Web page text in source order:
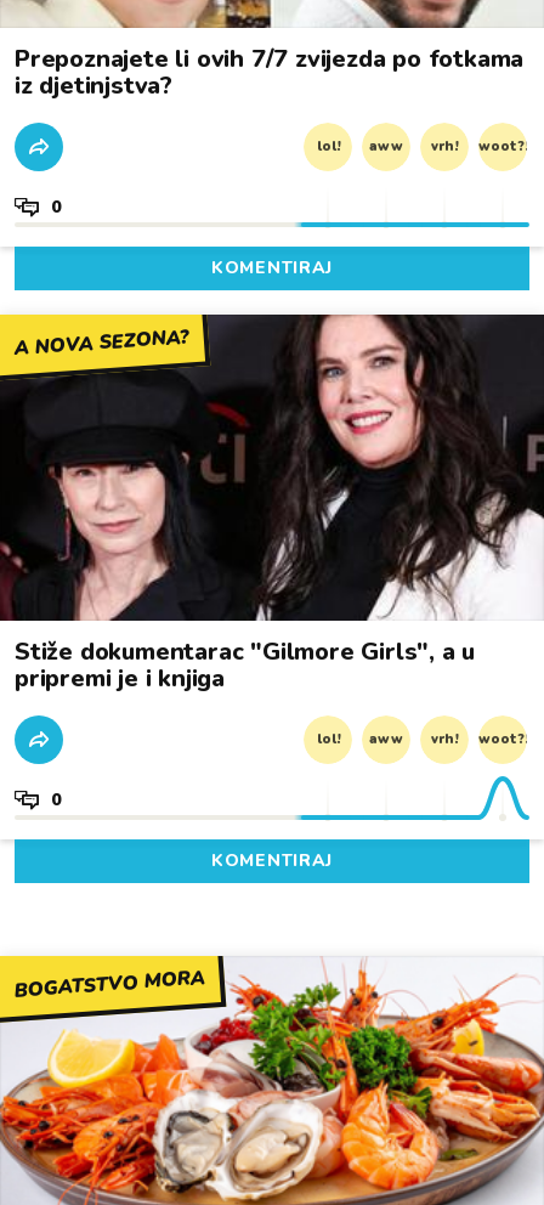
Prepoznajete li ovih 7/7 zvijezda po fotkama
iz djetinjstva?
lol! aww vrh! woot?!
0
KOMENTIRAJ
A NOVA SEZONA?
Stiže dokumentarac "Gilmore Girls", a u
pripremi je i knjiga
lol! aww vrh! woot?!
0
KOMENTIRAJ
BOGATSTVO MORA